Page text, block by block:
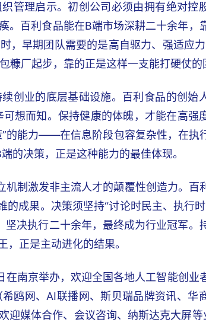
管理启示。初创公司必须由拥有绝对控
。百利食品能在B端市场深耕二十余年，
，早期团队需要的是高自驱力、强适应
糠厂起步，靠的正是这样一支能打硬仗的
创业的底层基础设施。百利食品的创始
想而知。保持健康的体魄，才能在高强
的能力——在信息阶段包容复杂性，在执
的决策，正是这种能力的最佳体现。
机制激发非主流人才的颠覆性创造力。百
成果。决策须坚持“讨论时民主、执行
决执行二十余年，最终成为行业冠军。
正是主动进化的结果。
南京举办，欢迎全国各地人工智能创业
鸥网、AI联播网、斯贝瑞品牌资讯、华
迎媒体合作、会议咨询、纳斯达克大屏